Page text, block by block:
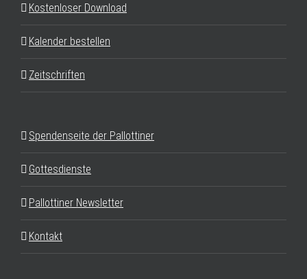
Kostenloser Download
Kalender bestellen
Zeitschriften
Spendenseite der Pallottiner
Gottesdienste
Pallottiner Newsletter
Kontakt